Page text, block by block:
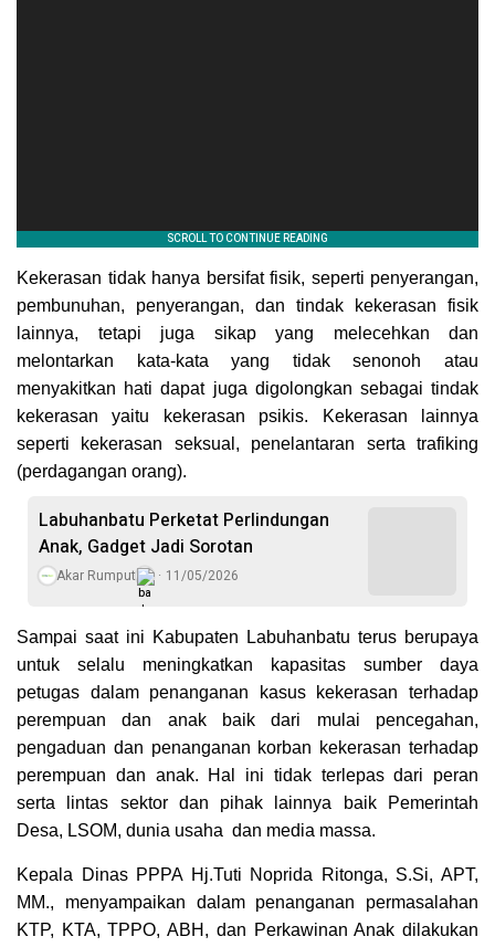
Kekerasan tidak hanya bersifat fisik, seperti penyerangan,
pembunuhan, penyerangan, dan tindak kekerasan fisik
lainnya, tetapi juga sikap yang melecehkan dan
melontarkan kata-kata yang tidak senonoh atau
menyakitkan hati dapat juga digolongkan sebagai tindak
kekerasan yaitu kekerasan psikis. Kekerasan lainnya
seperti kekerasan seksual, penelantaran serta trafiking
(perdagangan orang).
Labuhanbatu Perketat Perlindungan
Anak, Gadget Jadi Sorotan
Akar Rumput 11/05/2026
Sampai saat ini Kabupaten Labuhanbatu terus berupaya
untuk selalu meningkatkan kapasitas sumber daya
petugas dalam penanganan kasus kekerasan terhadap
perempuan dan anak baik dari mulai pencegahan,
pengaduan dan penanganan korban kekerasan terhadap
perempuan dan anak. Hal ini tidak terlepas dari peran
serta lintas sektor dan pihak lainnya baik Pemerintah
Desa, LSOM, dunia usaha dan media massa.
Kepala Dinas PPPA Hj.Tuti Noprida Ritonga, S.Si, APT,
MM., menyampaikan dalam penanganan permasalahan
KTP, KTA, TPPO, ABH, dan Perkawinan Anak dilakukan